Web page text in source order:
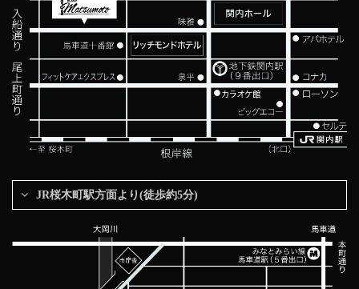
JR桜木町駅方面より(徒歩約5分)